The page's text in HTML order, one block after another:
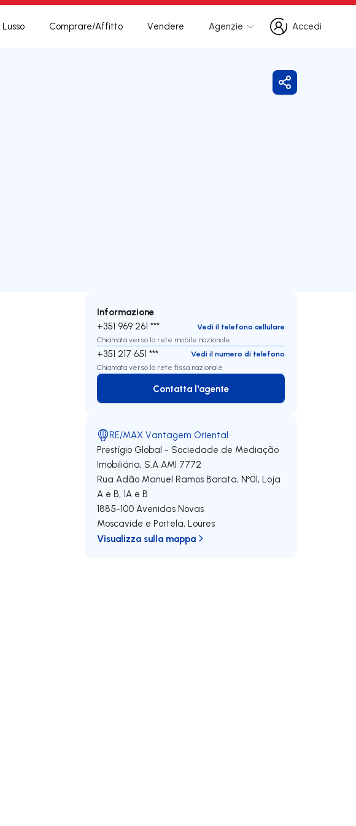
Comprare/Affitto Vendere Agenzie
Accedi
Accedi
Condividi
Informazione
+351 969 261 ***
Vedi il telefono cellulare
Chiamata verso la rete mobile nazionale
+351 217 651 ***
Vedi il numero di telefono
Chiamata verso la rete fissa nazionale
Contatta l'agente
Contatta l'agente
RE/MAX Vantagem Oriental
Prestígio Global - Sociedade de Mediação
Imobiliária, S.A AMI 7772
Rua Adão Manuel Ramos Barata, Nº01, Loja
A e B, 1A e B
1885-100 Avenidas Novas
Moscavide e Portela,Loures
Visualizza sulla mappa